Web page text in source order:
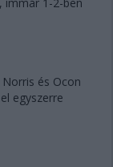
és Ocon
egyszerre